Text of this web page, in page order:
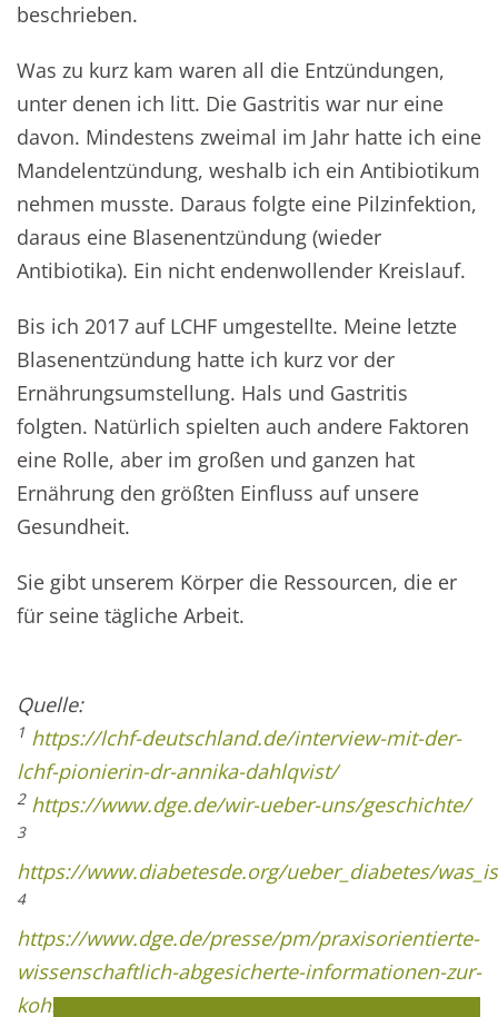
beschrieben.
Was zu kurz kam waren all die Entzündungen,
unter denen ich litt. Die Gastritis war nur eine
davon. Mindestens zweimal im Jahr hatte ich eine
Mandelentzündung, weshalb ich ein Antibiotikum
nehmen musste. Daraus folgte eine Pilzinfektion,
daraus eine Blasenentzündung (wieder
Antibiotika). Ein nicht endenwollender Kreislauf.
Bis ich 2017 auf LCHF umgestellte. Meine letzte
Blasenentzündung hatte ich kurz vor der
Ernährungsumstellung. Hals und Gastritis
folgten. Natürlich spielten auch andere Faktoren
eine Rolle, aber im großen und ganzen hat
Ernährung den größten Einfluss auf unsere
Gesundheit.
Sie gibt unserem Körper die Ressourcen, die er
für seine tägliche Arbeit.
Quelle:
1 https://lchf-deutschland.de/interview-mit-der-
lchf-pionierin-dr-annika-dahlqvist/
2 https://www.dge.de/wir-ueber-uns/geschichte/
3
https://www.diabetesde.org/ueber_diabetes/
4
https://www.dge.de/presse/pm/praxisorientierte-
wissenschaftlich-abgesicherte-informationen-zur-
kohlenhydratzufuhr/